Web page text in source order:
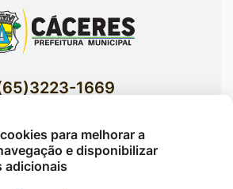
1669
E-mails Institucionais
119 Bairro Jardim Celeste -
para melhorar a
e disponibilizar
adicionais